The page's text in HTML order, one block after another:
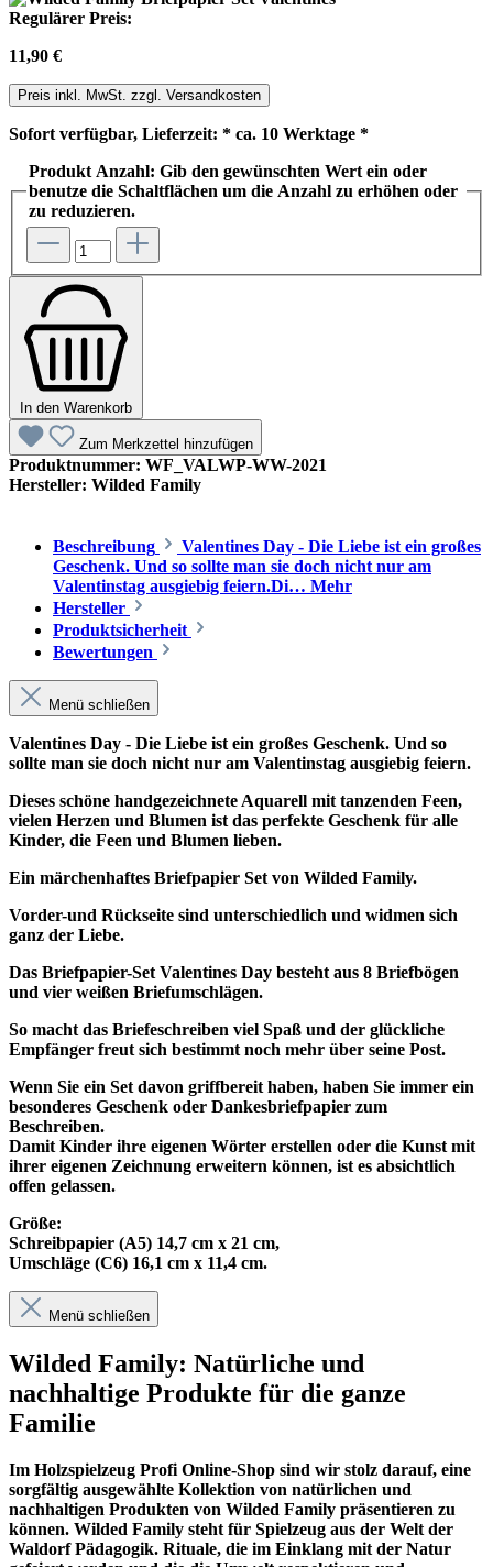
Regulärer Preis:
11,90 €
Preis inkl. MwSt. zzgl. Versandkosten
Sofort verfügbar, Lieferzeit: * ca. 10 Werktage *
Produkt Anzahl: Gib den gewünschten Wert ein oder
benutze die Schaltflächen um die Anzahl zu erhöhen oder
zu reduzieren.
In den Warenkorb
Zum Merkzettel hinzufügen
Produktnummer: WF_VALWP-WW-2021
Hersteller: Wilded Family
Beschreibung
Valentines Day - Die Liebe ist ein großes
Geschenk. Und so sollte man sie doch nicht nur am
Valentinstag ausgiebig feiern.Di… Mehr
Hersteller
Produktsicherheit
Bewertungen
Menü schließen
Valentines Day - Die Liebe ist ein großes Geschenk. Und so
sollte man sie doch nicht nur am Valentinstag ausgiebig feiern.
Dieses schöne handgezeichnete Aquarell mit tanzenden Feen,
vielen Herzen und Blumen ist das perfekte Geschenk für alle
Kinder, die Feen und Blumen lieben.
Ein märchenhaftes Briefpapier Set von Wilded Family.
Vorder-und Rückseite sind unterschiedlich und widmen sich
ganz der Liebe.
Das Briefpapier-Set Valentines Day besteht aus 8 Briefbögen
und vier weißen Briefumschlägen.
So macht das Briefeschreiben viel Spaß und der glückliche
Empfänger freut sich bestimmt noch mehr über seine Post.
Wenn Sie ein Set davon griffbereit haben, haben Sie immer ein
besonderes Geschenk oder Dankesbriefpapier zum
Beschreiben.
Damit Kinder ihre eigenen Wörter erstellen oder die Kunst mit
ihrer eigenen Zeichnung erweitern können, ist es absichtlich
offen gelassen.
Größe:
Schreibpapier (A5) 14,7 cm x 21 cm,
Umschläge (C6) 16,1 cm x 11,4 cm.
Menü schließen
Wilded Family: Natürliche und
nachhaltige Produkte für die ganze
Familie
Im Holzspielzeug Profi Online-Shop sind wir stolz darauf, eine
sorgfältig ausgewählte Kollektion von natürlichen und
nachhaltigen Produkten von Wilded Family präsentieren zu
können. Wilded Family steht für Spielzeug aus der Welt der
Waldorf Pädagogik. Rituale, die im Einklang mit der Natur